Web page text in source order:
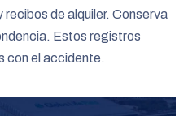
de alquiler. Conserva
Estos registros
con el accidente.